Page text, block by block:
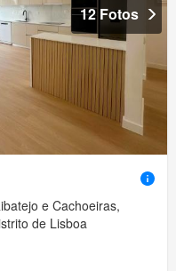
12 Fotos
e Cachoeiras,
de Lisboa